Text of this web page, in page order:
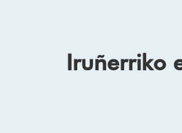
Iruñerriko